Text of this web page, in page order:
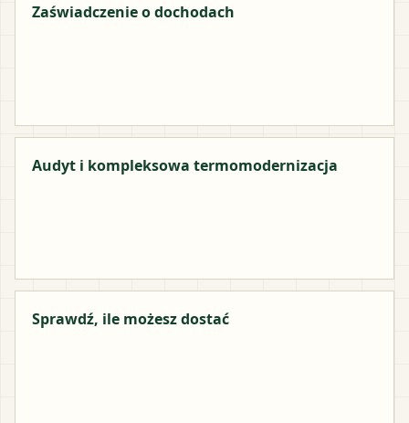
Zaświadczenie o dochodach
Audyt i kompleksowa termomodernizacja
Sprawdź, ile możesz dostać